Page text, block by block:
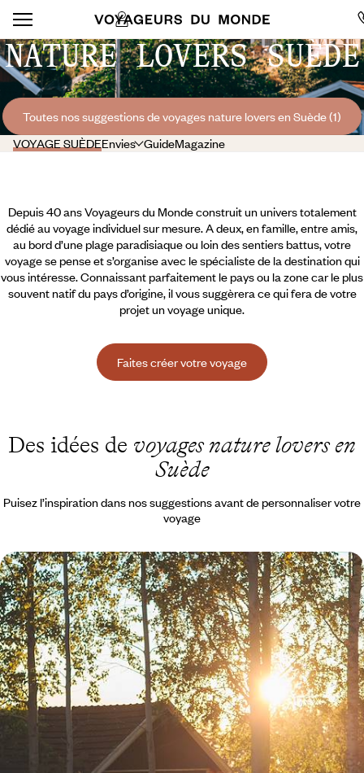
NATURE LOVERS SUÈDE
Toutes nos suggestions de voyages nature lovers en Suède (1)
VOYAGE SUÈDEEnvies GuideMagazine
Depuis 40 ans Voyageurs du Monde construit un univers totalement
dédié au voyage individuel sur mesure. A deux, en famille, entre amis,
au bord d’une plage paradisiaque ou loin des sentiers battus, votre
voyage se pense et s’organise avec le spécialiste de la destination qui
vous intéresse. Connaissant parfaitement le pays ou la zone car le plus
souvent natif du pays d’origine, il vous suggèrera ce qui fera de votre
projet un voyage unique.
Faites créer votre voyage
Des idées de voyages nature lovers en
Suède
Puisez l’inspiration dans nos suggestions avant de personnaliser votre
voyage
Road-trip, sauna & soleil de minuit - Hors du
monde, l'été en Laponie suédoise
Aux beaux jours, rouler à contre-courant à travers les plus beaux sites
naturels de Laponie suédoise, du golfe de Botnie au parc national
d'Abisko
11 jours, de 3500 à 4600 €
Toutes nos suggestions de voyages nature lovers en Suède (1)